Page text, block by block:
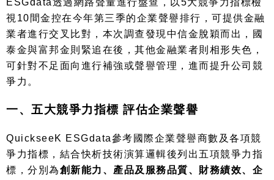
ESGdata透過網路聲量進行盤查，以 5大競爭力指標檢
視 10 間金控在今年第三季的企業聲譽排行，可提供金融
業者進行交叉比對，本次調查發現中信金脫穎而出，國
泰金與富邦金則緊追在後，其他金融業者則相形失色，
可針對不足面向進行補強或聲譽管理，進而提升公司競
爭力。
一、五大競爭力指標 評估企業聲譽
QuickseeK ESGdata參考國際企業聲譽商數及各項競
爭力指標，結合快析技術演算邏輯後列出五項競爭力指
標，分別為創新能力、產品及服務品質、財務績效、企